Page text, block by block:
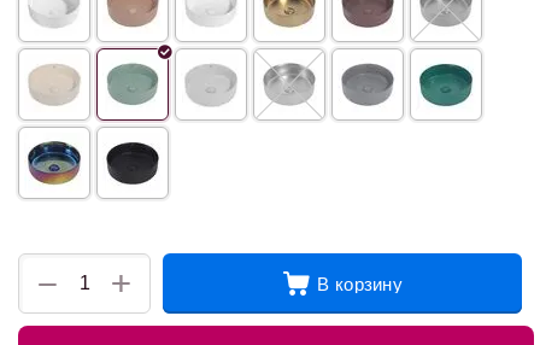
+
− В корзину